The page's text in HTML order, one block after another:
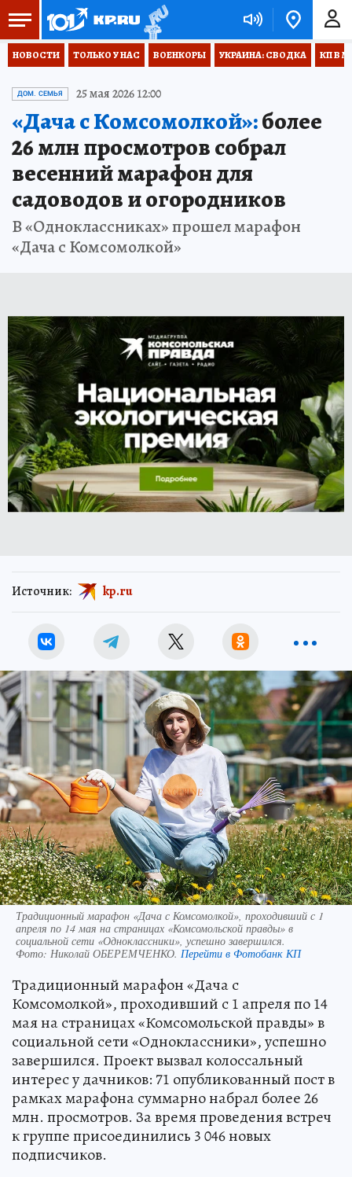
НОВОСТИ ТОЛЬКО У НАС ВОЕНКОРЫ УКРАИНА: СВОДКА КП В
ДОМ. СЕМЬЯ 25 мая 2026 12:00
«Дача с Комсомолкой»:более
26 млн просмотров собрал
весенний марафон для
садоводов и огородников
В «Одноклассниках» прошел марафон
«Дача с Комсомолкой»
Источник: kp.ru
Традиционный марафон «Дача с Комсомолкой», проходивший с 1
апреля по 14 мая на страницах «Комсомольской правды» в
социальной сети «Одноклассники», успешно завершился.
Фото: Николай ОБЕРЕМЧЕНКО. Перейти в Фотобанк КП
Традиционный марафон «Дача с
Комсомолкой», проходивший с 1 апреля по 14
мая на страницах «Комсомольской правды» в
социальной сети «Одноклассники», успешно
завершился. Проект вызвал колоссальный
интерес у дачников: 71 опубликованный пост в
рамках марафона суммарно набрал более 26
млн. просмотров. За время проведения встреч
к группе присоединились 3 046 новых
подписчиков.